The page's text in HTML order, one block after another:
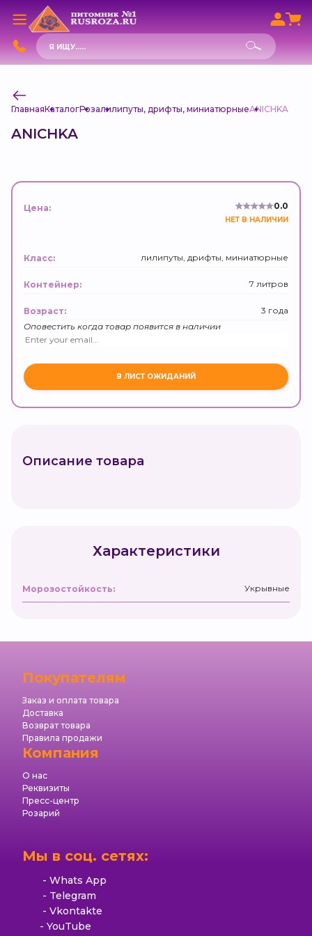
Поиск
товаров
ГлавнаяКаталогРозалилипуты, дрифты, миниатюрныеANICHKA
ANICHKA
Цена: 0.0
НЕТ В НАЛИЧИИ
Класс: лилипуты, дрифты, миниатюрные
Контейнер: 7 литров
Возраст:
3 года
Оповестить когда товар появится в наличии
Описание товара
Характеристики
Морозостойкость: Укрывные
Покупателям
Заказ и оплата товара
Доставка
Возврат товара
Правила продажи
Компания
О нас
Реквизиты
Пресс-центр
Розарий
Мы в соц. сетях:
Whats App
Telegram
Vkontakte
YouTube